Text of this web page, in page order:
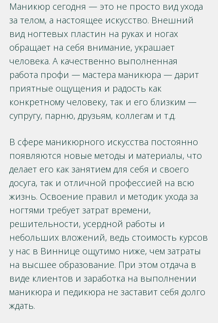
Маникюр сегодня — это не просто вид ухода
за телом, а настоящее искусство. Внешний
вид ногтевых пластин на руках и ногах
обращает на себя внимание, украшает
человека. А качественно выполненная
работа профи — мастера маникюра — дарит
приятные ощущения и радость как
конкретному человеку, так и его близким —
супругу, парню, друзьям, коллегам и т.д.
В сфере маникюрного искусства постоянно
появляются новые методы и материалы, что
делает его как занятием для себя и своего
досуга, так и отличной профессией на всю
жизнь. Освоение правил и методик ухода за
ногтями требует затрат времени,
решительности, усердной работы и
небольших вложений, ведь стоимость курсов
у нас в Виннице ощутимо ниже, чем затраты
на высшее образование. При этом отдача в
виде клиентов и заработка на выполнении
маникюра и педикюра не заставит себя долго
ждать.